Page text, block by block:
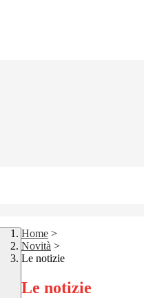
Home >
Novità >
Le notizie
Le notizie